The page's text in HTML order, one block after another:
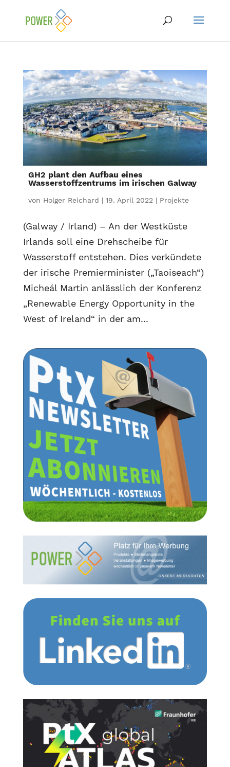
GH2 plant den Aufbau eines
Wasserstoffzentrums im irischen Galway
von Holger Reichard | 19. April 2022 | Projekte
(Galway / Irland) – An der Westküste
Irlands soll eine Drehscheibe für
Wasserstoff entstehen. Dies verkündete
der irische Premierminister („Taoiseach“)
Micheál Martin anlässlich der Konferenz
„Renewable Energy Opportunity in the
West of Ireland“ in der am...